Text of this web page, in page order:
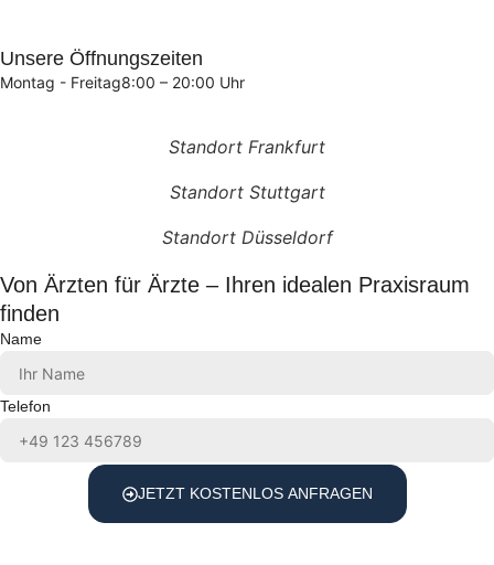
Unsere Öffnungszeiten
Montag - Freitag8:00 – 20:00 Uhr
Standort Frankfurt
Standort Stuttgart
Standort Düsseldorf
Von Ärzten für Ärzte – Ihren idealen Praxisraum
finden
Name
Telefon
JETZT KOSTENLOS ANFRAGEN